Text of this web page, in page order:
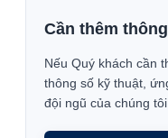
Cần thêm
Nếu Quý khách cần
thông số kỹ thuật,
đội ngũ của chúng